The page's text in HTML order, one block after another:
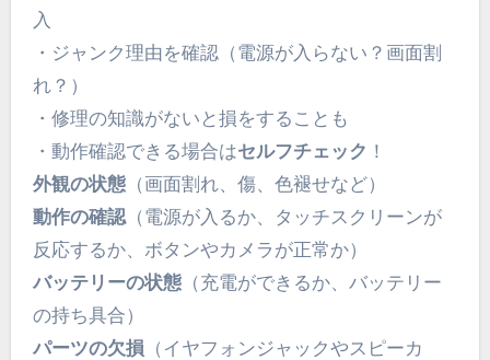
入
・ジャンク理由を確認（電源が入らない？画面割
れ？）
・修理の知識がないと損をすることも
・動作確認できる場合はセルフチェック ！
外観の状態（画面割れ、傷、色褪せなど）
動作の確認（電源が入るか、タッチスクリーンが
反応するか、ボタンやカメラが正常か）
バッテリーの状態（充電ができるか、バッテリー
の持ち具合）
パーツの欠損 （イヤフォンジャックやスピーカ